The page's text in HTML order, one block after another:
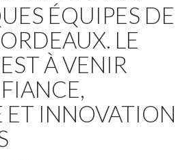
ÉQUIPES DE
LE
À VENIR
ET INNOVATION